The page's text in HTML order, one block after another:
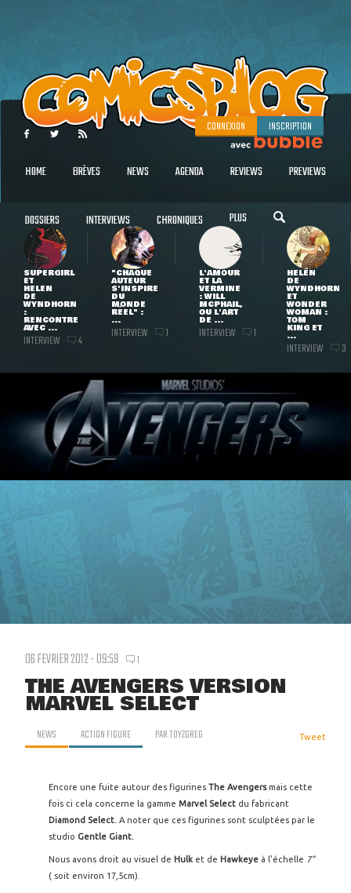
CONNEXION INSCRIPTION
HOME BRÈVES NEWS AGENDA REVIEWS PREVIEWS
DOSSIERS INTERVIEWS CHRONIQUES PLUS
SUPERGIRL
ET
HELEN
DE
WYNDHORN
:
RENCONTRE
AVEC ...
INTERVIEW 4
"CHAQUE
AUTEUR
S'INSPIRE
DU
MONDE
RÉEL" :
...
INTERVIEW 1
L'AMOUR
ET LA
VERMINE
: WILL
MCPHAIL,
OU L'ART
DE ...
INTERVIEW 1
HELEN
DE
WYNDHORN
ET
WONDER
WOMAN :
TOM
KING ET
...
INTERVIEW 3
06 FEVRIER 2012 - 09:59 1
THE AVENGERS VERSION
MARVEL SELECT
NEWS ACTION FIGURE PARTOYZGREG Tweet
Encore une fuite autour des figurines The Avengersmais cette
fois ci cela concerne la gamme Marvel Select du fabricant
Diamond Select. A noter que ces figurines sont sculptées par le
studio Gentle Giant.
Nous avons droit au visuel de Hulk et de Hawkeye à l'échelle 7"
( soit environ 17,5cm).